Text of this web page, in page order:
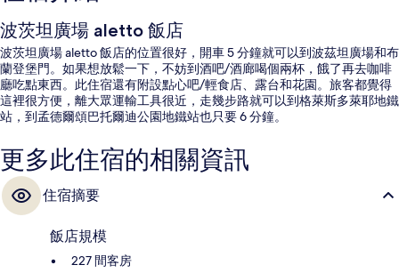
波茨坦廣場 aletto 飯店
波茨坦廣場 aletto 飯店的位置很好，開車 5 分鐘就可以到波茲坦廣場和布
蘭登堡門。如果想放鬆一下，不妨到酒吧/酒廊喝個兩杯，餓了再去咖啡
廳吃點東西。此住宿還有附設點心吧/輕食店、露台和花園。旅客都覺得
這裡很方便，離大眾運輸工具很近，走幾步路就可以到格萊斯多萊耶地鐵
站，到孟德爾頌巴托爾迪公園地鐵站也只要 6 分鐘。
更多此住宿的相關資訊
住宿摘要
飯店規模
227 間客房